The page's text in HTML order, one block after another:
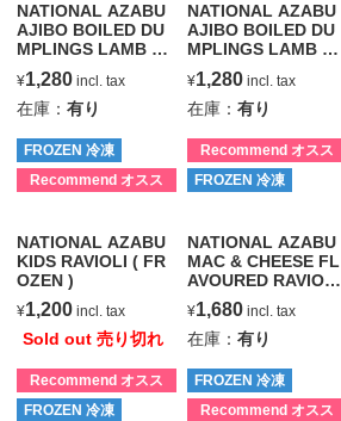
NATIONAL AZABU
AJIBO BOILED DU
MPLINGS LAMB &
CHINESE SAUERKR
AUT
¥1,280 incl. tax
在庫：有り
FROZEN 冷凍
Recommend オスス
NATIONAL AZABU
AJIBO BOILED DU
MPLINGS LAMB &
ONION
¥1,280incl. tax
在庫： 有り
Recommend オスス
メ
FROZEN 冷凍
NATIONAL AZABU
KIDS RAVIOLI ( FR
OZEN )
¥1,200 incl. tax
Sold out 売り切れ
Recommend オスス
メ
FROZEN 冷凍
NATIONAL AZABU
MAC & CHEESE FL
AVOURED RAVIOLI
( FROZEN )
¥1,680incl. tax
在庫： 有り
FROZEN 冷凍
Recommend オスス